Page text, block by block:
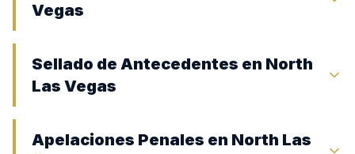
Vegas
Sellado de Antecedentes en North
Las Vegas
Apelaciones Penales en North Las